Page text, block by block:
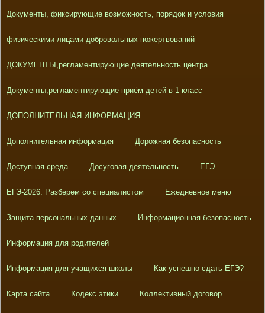
Документы, фиксирующие возможность, порядок и условия
физическими лицами добровольных пожертвований
ДОКУМЕНТЫ,регламентирующие деятельность центра
Документы,регламентирующие приём детей в 1 класс
ДОПОЛНИТЕЛЬНАЯ ИНФОРМАЦИЯ
Дополнительная информация Дорожная безопасность
Доступная среда Досуговая деятельность ЕГЭ
ЕГЭ-2026. Разберем со специалистом Ежедневное меню
Защита персональных данных Информационная безопасность
Информация для родителей
Информация для учащихся школы Как успешно сдать ЕГЭ?
Карта сайта Кодекс этики Коллективный договор